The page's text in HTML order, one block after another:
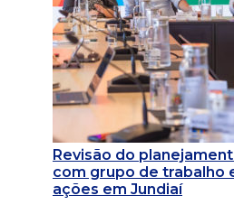
Revisão do
com grupo de trabalho
ações em Jundiaí